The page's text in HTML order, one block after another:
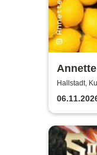
gibt ein
Hallstadt,